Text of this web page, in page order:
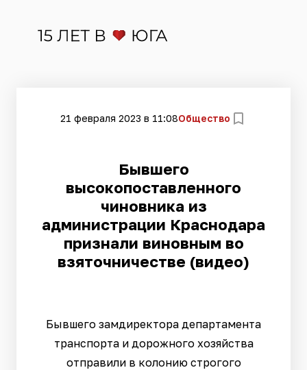
21 февраля 2023 в 11:08Общество
Бывшего
высокопоставленного
чиновника из
администрации Краснодара
признали виновным во
взяточничестве (видео)
Бывшего замдиректора департамента
транспорта и дорожного хозяйства
отправили в колонию строгого